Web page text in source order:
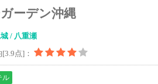
ーデン沖縄
/ 八重瀬
[3.9点]：
ル